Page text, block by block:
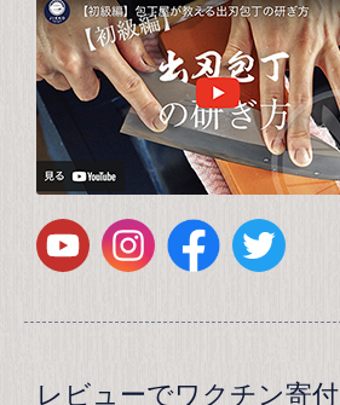
レビューでワクチン寄付